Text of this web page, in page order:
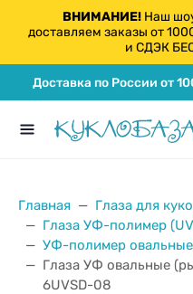
ВНИМАНИЕ!Наш
доставляем заказы от
и СДЭК
Доставка по России от
Главная
Глаза для
Глаза УФ-полимер
УФ-полимер
Глаза УФ овальные
6UVSD-08